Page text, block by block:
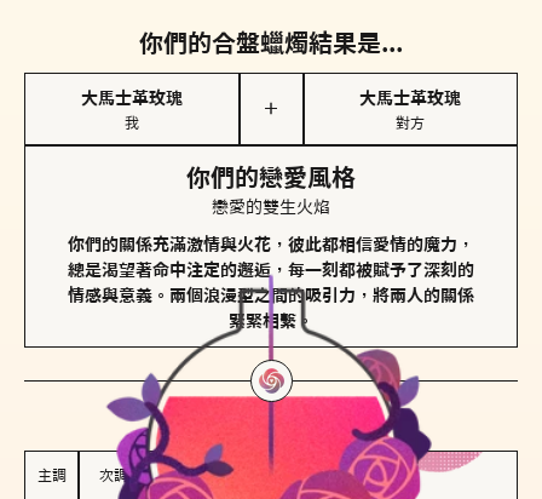
你們的合盤蠟燭結果是...
大馬士革玫瑰
我
＋
大馬士革玫瑰
對方
你們的戀愛風格
戀愛的雙生火焰
你們的關係充滿激情與火花，彼此都相信愛情的魔力，
總是渴望著命中注定的邂逅，每一刻都被賦予了深刻的
情感與意義。兩個浪漫型之間的吸引力，將兩人的關係
緊緊相繫。
對方 的主調蠟燭是...
主調 次調